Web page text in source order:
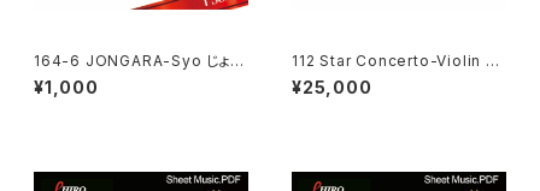
164-6 JONGARA-Syo じょん
がら抄
¥1,000
112 Star Concerto-Violin ヴ
ァイオリンソロとマンドリンオー
ケストラ のための星空のコンチ
¥25,000